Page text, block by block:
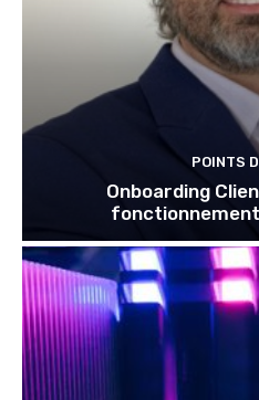
POINTS
Onboarding